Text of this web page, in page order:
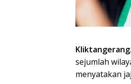
sejumlah
menyatakan